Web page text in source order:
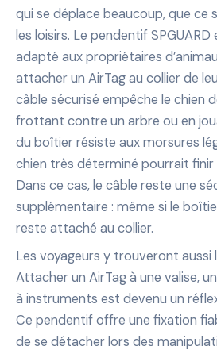
qui se déplace beaucoup, que ce
les loisirs. Le pendentif
adapté aux propriétaires
attacher un AirTag au collier de
câble sécurisé empêche le chien
frottant contre un arbre ou en
du boîtier résiste aux morsures
chien très déterminé pourrait finir
Dans ce cas, le câble reste une
supplémentaire : même si le
reste attaché au collier.
Les voyageurs y trouveront aussi
Attacher un AirTag à une valise,
à instruments est devenu un
Ce pendentif offre une fixation
de se détacher lors des